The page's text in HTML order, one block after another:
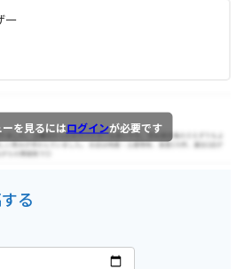
ー
を見るにはログインが必要です
る